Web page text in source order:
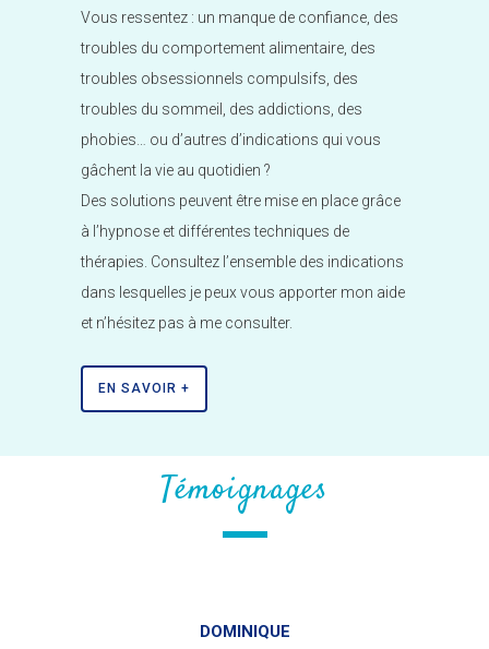
Vous ressentez : un manque de confiance, des
troubles du comportement alimentaire, des
troubles obsessionnels compulsifs, des
troubles du sommeil, des addictions, des
phobies… ou d’autres d’indications qui vous
gâchent la vie au quotidien ?
Des solutions peuvent être mise en place grâce
à l’hypnose et différentes techniques de
thérapies. Consultez l’ensemble des indications
dans lesquelles je peux vous apporter mon aide
et n’hésitez pas à me consulter.
EN SAVOIR +
Témoignages
DOMINIQUE